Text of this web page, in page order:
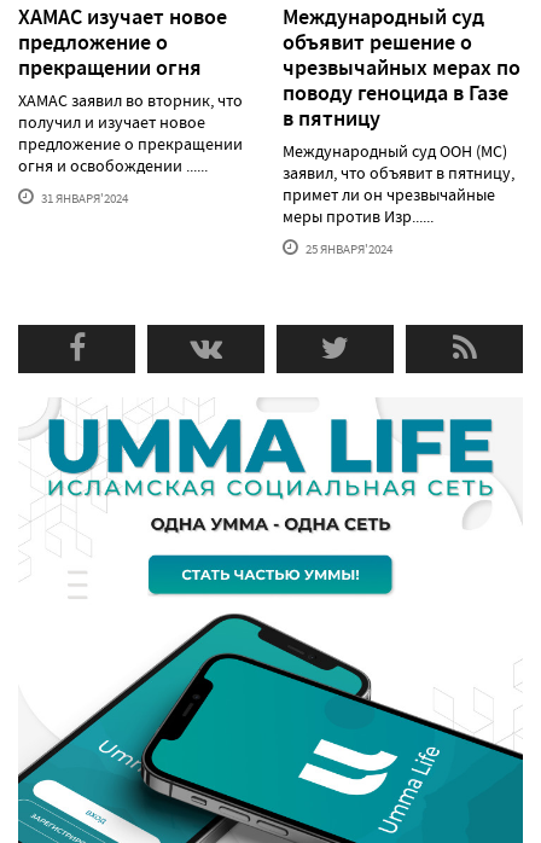
ХАМАС изучает новое
предложение о
прекращении огня
ХАМАС заявил во вторник, что
получил и изучает новое
предложение о прекращении
огня и освобождении ......
31 ЯНВАРЯ'2024
Международный суд
объявит решение о
чрезвычайных мерах по
поводу геноцида в Газе
в пятницу
Международный суд ООН (МС)
заявил, что объявит в пятницу,
примет ли он чрезвычайные
меры против Изр......
25 ЯНВАРЯ'2024